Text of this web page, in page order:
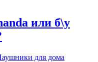
или б\у
для дома